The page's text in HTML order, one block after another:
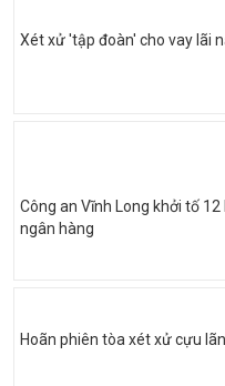
Xét xử 'tập đoàn' cho vay lãi
Công an Vĩnh Long khởi tố
ngân hàng
Hoãn phiên tòa xét xử cựu